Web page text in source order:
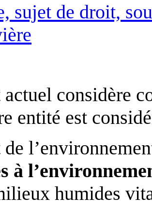
sujet de droit,
considère
entité est
à
humides